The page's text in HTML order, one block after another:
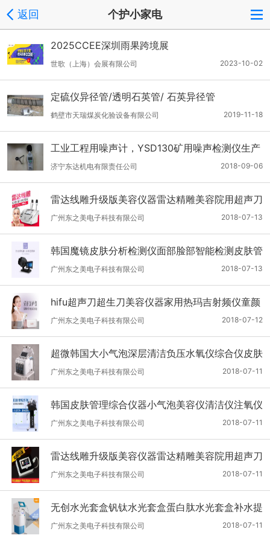
返回 个护小家电
2025CCEE深圳雨果跨境展
2023-10-02
世歌（上海）会展有限公司
定硫仪异径管/透明石英管/ 石英异径管
2019-11-18
鹤壁市天瑞煤炭化验设备有限公司
​工业工程用噪声计，YSD130矿用噪声检测仪生产
型
2018-09-06
济宁东达机电有限责任公司
雷达线雕升级版美容仪器雷达精雕美容院用超声刀
提拉紧致
2018-07-13
广州东之美电子科技有限公司
韩国魔镜皮肤分析检测仪面部脸部智能检测皮肤管
理仪器美容院用
2018-07-13
广州东之美电子科技有限公司
hifu超声刀超生刀美容仪器家用热玛吉射频仪童颜
机电波提升紧
2018-07-12
广州东之美电子科技有限公司
超微韩国大小气泡深层清洁负压水氧仪综合仪皮肤
管理美容仪器包邮
2018-07-11
广州东之美电子科技有限公司
韩国皮肤管理综合仪器小气泡美容仪清洁仪注氧仪
大气泡美容院仪器
2018-07-11
广州东之美电子科技有限公司
雷达线雕升级版美容仪器雷达精雕美容院用超声刀
提拉紧致无针线雕
2018-07-11
广州东之美电子科技有限公司
无创水光套盒钒钛水光套盒蛋白肽水光套盒补水提
拉精华原液组合
2018-07-11
广州东之美电子科技有限公司